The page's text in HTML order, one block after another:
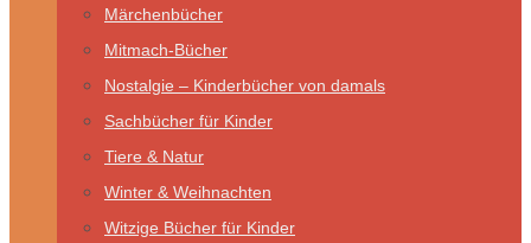
Märchenbücher
Mitmach-Bücher
Nostalgie – Kinderbücher von damals
Sachbücher für Kinder
Tiere & Natur
Winter & Weihnachten
Witzige Bücher für Kinder